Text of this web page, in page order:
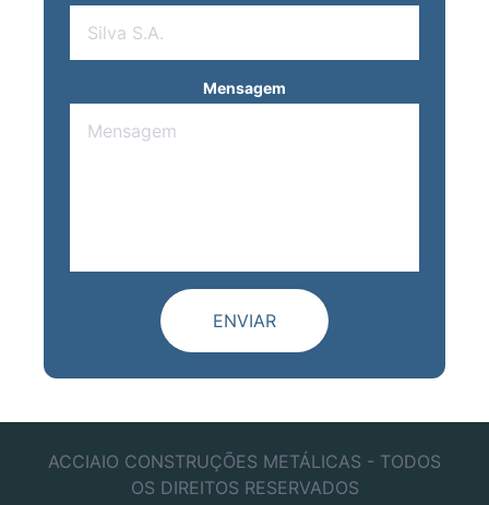
Mensagem
ENVIAR
ACCIAIO CONSTRUÇÕES METÁLICAS - TODOS
OS DIREITOS RESERVADOS